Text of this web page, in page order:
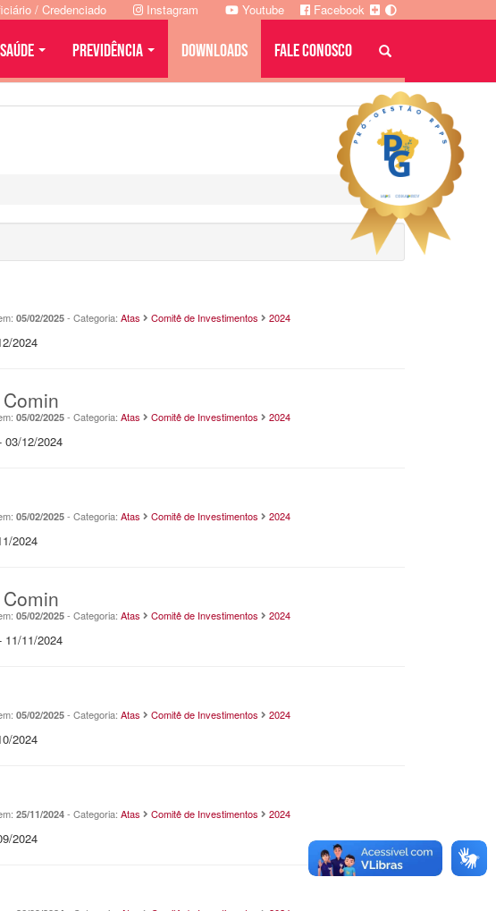
05/02/2025 - Categoria: Atas Comitê de Investimentos 2024
2024
05/02/2025 - Categoria: Atas Comitê de Investimentos 2024
03/12/2024
05/02/2025 - Categoria: Atas Comitê de Investimentos 2024
2024
05/02/2025 - Categoria: Atas Comitê de Investimentos 2024
11/11/2024
05/02/2025 - Categoria: Atas Comitê de Investimentos 2024
2024
25/11/2024 - Categoria: Atas Comitê de Investimentos 2024
2024
/ Credenciado Instagram Youtube Facebook
SAÚDE PREVIDÊNCIA DOWNLOADS FALE CONOSCO